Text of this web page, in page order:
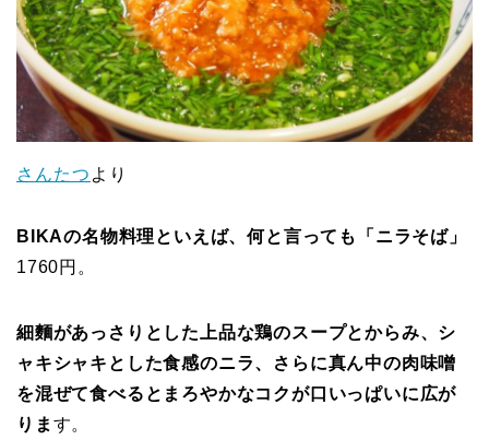
さんたつ より
BIKAの名物料理といえば、何と言っても「ニラそば」
1760円。
細麵があっさりとした上品な鶏のスープとからみ、シ
ャキシャキとした食感のニラ、さらに真ん中の肉味噌
を混ぜて食べるとまろやかなコクが口いっぱいに広が
りま す。